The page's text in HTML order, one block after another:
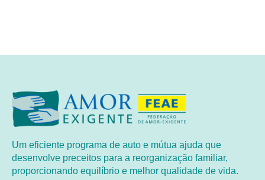
Um eficiente programa de auto e mútua ajuda que
desenvolve preceitos para a reorganização familiar,
proporcionando equilíbrio e melhor qualidade de vida.